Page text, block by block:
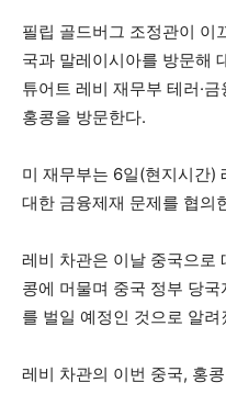
필립 골드버그 조정관이 이
국과 말레이시아를 방문해
튜어트 레비 재무부 테러·
홍콩을 방문한다.
미 재무부는 6일(현지시간)
대한 금융제재 문제를 협의
레비 차관은 이날 중국으로
콩에 머물며 중국 정부 당
를 벌일 예정인 것으로 알려
레비 차관의 이번 중국, 홍